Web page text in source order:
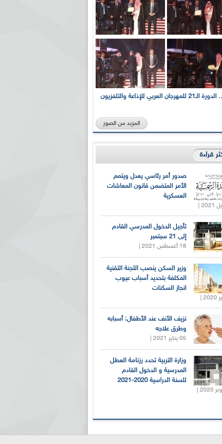
بالصور... الدورة الـ21 للمهرجان العربي للإذاعة والتلفزيون
المزيد من الصور
قراءة
صدور أمر رئاسي يعدل ويتمم
الأمر المتضمن قانون المعاشات
العسكرية
تأجيل الدخول المدرسي القادم
إلى 21 سبتمبر
18 أغسطس 2021 |
وزير السكن ينصب اللجنة التقنية
المكلفة بتحديد أسباب عيوب
انجاز السكنات
نزيف الأنف عند الأطفال: أسبابه
وطرق علاجه
05 يناير 2021 |
وزارة التربية تحدد رزنامة العطل
المدرسية و الدخول القادم
للسنة الدراسية 2020-2021